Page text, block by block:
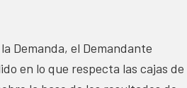
Demanda, el Demandante
en lo que respecta las cajas de